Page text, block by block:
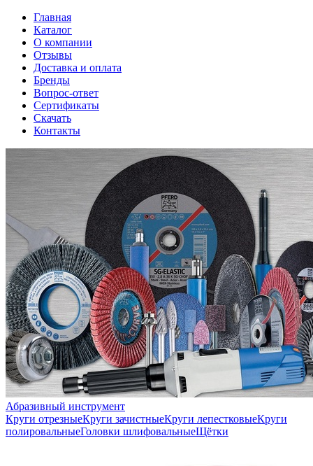
Главная
Каталог
О компании
Отзывы
Доставка и оплата
Бренды
Вопрос-ответ
Сертификаты
Скачать
Контакты
Абразивный инструмент
Круги отрезныеКруги зачистныеКруги лепестковыеКруги
полировальныеГоловки шлифовальныеЩётки